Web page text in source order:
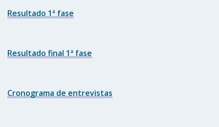
Resultado 1ª fase
Resultado final 1ª fase
Cronograma de entrevistas